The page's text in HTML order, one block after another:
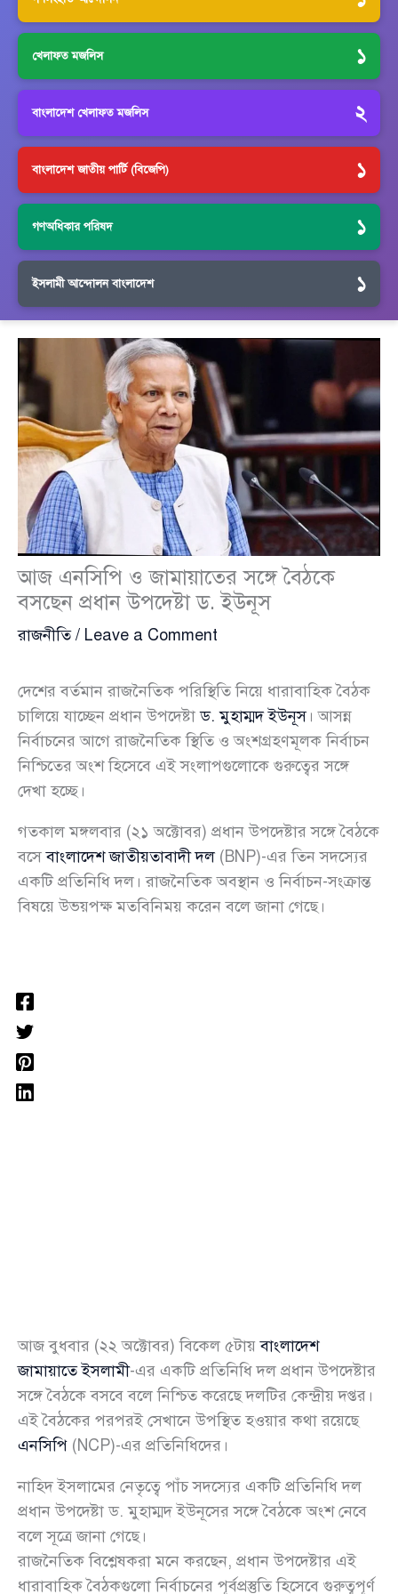
খেলাফত মজলিস ১
বাংলাদেশ খেলাফত মজলিস ২
বাংলাদেশ জাতীয় পার্টি (বিজেপি) ১
গণঅধিকার পরিষদ ১
ইসলামী আন্দোলন বাংলাদেশ ১
আজ এনসিপি ও জামায়াতের সঙ্গে বৈঠকে
বসছেন প্রধান উপদেষ্টা ড. ইউনূস
রাজনীতি/ Leave a Comment
দেশের বর্তমান রাজনৈতিক পরিস্থিতি নিয়ে ধারাবাহিক বৈঠক
চালিয়ে যাচ্ছেন প্রধান উপদেষ্টাড. মুহাম্মদ ইউনূস। আসন্ন
নির্বাচনের আগে রাজনৈতিক স্থিতি ও অংশগ্রহণমূলক নির্বাচন
নিশ্চিতের অংশ হিসেবে এই সংলাপগুলোকে গুরুত্বের সঙ্গে
দেখা হচ্ছে।
গতকাল মঙ্গলবার (২১ অক্টোবর) প্রধান উপদেষ্টার সঙ্গে বৈঠকে
বসেবাংলাদেশ জাতীয়তাবাদী দল(BNP)-এর তিন সদস্যের
একটি প্রতিনিধি দল। রাজনৈতিক অবস্থান ও নির্বাচন-সংক্রান্ত
বিষয়ে উভয়পক্ষ মতবিনিময় করেন বলে জানা গেছে।
আজ বুধবার (২২ অক্টোবর) বিকেল ৫টায়বাংলাদেশ
জামায়াতে ইসলামী-এর একটি প্রতিনিধি দল প্রধান উপদেষ্টার
সঙ্গে বৈঠকে বসবে বলে নিশ্চিত করেছে দলটির কেন্দ্রীয় দপ্তর।
এই বৈঠকের পরপরই সেখানে উপস্থিত হওয়ার কথা রয়েছে
এনসিপি (NCP)-এর প্রতিনিধিদের।
নাহিদ ইসলামের নেতৃত্বে পাঁচ সদস্যের একটি প্রতিনিধি দল
প্রধান উপদেষ্টা ড. মুহাম্মদ ইউনূসের সঙ্গে বৈঠকে অংশ নেবে
বলে সূত্রে জানা গেছে।
রাজনৈতিক বিশ্লেষকরা মনে করছেন, প্রধান উপদেষ্টার এই
ধারাবাহিক বৈঠকগুলো নির্বাচনের পূর্বপ্রস্তুতি হিসেবে গুরুত্বপূর্ণ